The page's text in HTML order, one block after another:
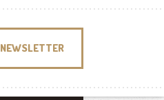
NEWSLETTER